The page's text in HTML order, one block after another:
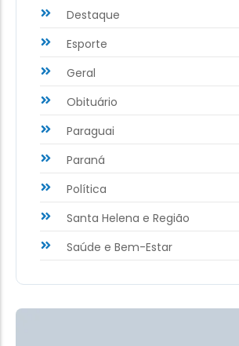
Destaque
Esporte
Geral
Obituário
Paraguai
Paraná
Política
Santa Helena e Região
Saúde e Bem-Estar